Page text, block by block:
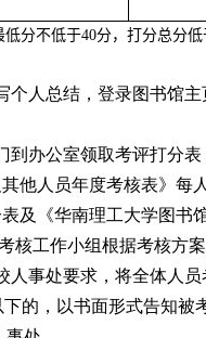
低分不低于40分，打分总分低
个人总结，登录图书馆主
到办公室领取考评打分
他人员年度考核表》每
及《华南理工大学图书
核工作小组根据考核方
人事处要求，将全体人
的，以书面形式告知被